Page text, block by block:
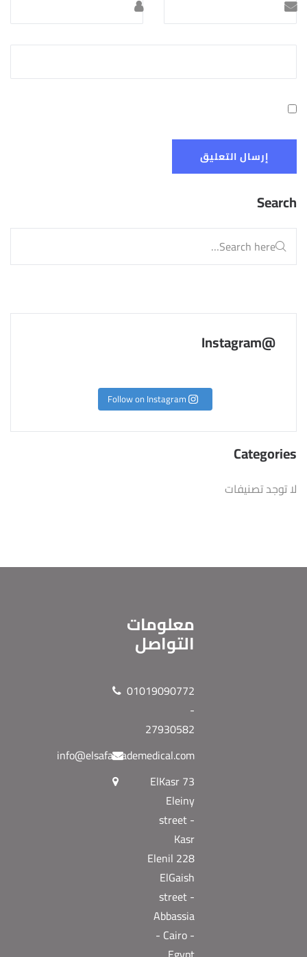
Search
@Instagram
Follow on Instagram
Categories
لا توجد تصنيفات
معلومات
التواصل
01019090772
-
27930582
info@elsafatrademedical.com
73 ElKasr
Eleiny
street -
Kasr
Elenil 228
ElGaish
street -
Abbassia
- Cairo -